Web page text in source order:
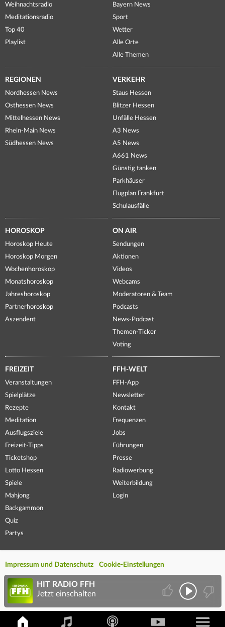
Weihnachtsradio
Meditationsradio
Top 40
Playlist
Bayern News
Sport
Wetter
Alle Orte
Alle Themen
REGIONEN
Nordhessen News
Osthessen News
Mittelhessen News
Rhein-Main News
Südhessen News
VERKEHR
Staus Hessen
Blitzer Hessen
Unfälle Hessen
A3 News
A5 News
A661 News
Günstig tanken
Parkhäuser
Flugplan Frankfurt
Schulausfälle
HOROSKOP
Horoskop Heute
Horoskop Morgen
Wochenhoroskop
Monatshoroskop
Jahreshoroskop
Partnerhoroskop
Aszendent
ON AIR
Sendungen
Aktionen
Videos
Webcams
Moderatoren & Team
Podcasts
News-Podcast
Themen-Ticker
Voting
FREIZEIT
Veranstaltungen
Spielplätze
Rezepte
Meditation
Ausflugsziele
Freizeit-Tipps
Ticketshop
Lotto Hessen
Spiele
Mahjong
Backgammon
Quiz
Partys
FFH-WELT
FFH-App
Newsletter
Kontakt
Frequenzen
Jobs
Führungen
Presse
Radiowerbung
Weiterbildung
Login
Impressum und Datenschutz Cookie-Einstellungen
HIT RADIO FFH
Jetzt einschalten